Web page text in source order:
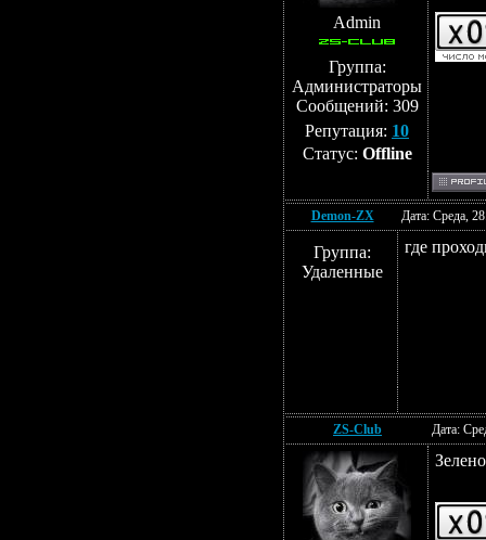
Admin
Группа:
Администраторы
Сообщений: 309
Репутация: 10
Статус: Offline
Demon-ZX Дата: Среда,
Группа:
Удаленные
где
ZS-Club Дата: